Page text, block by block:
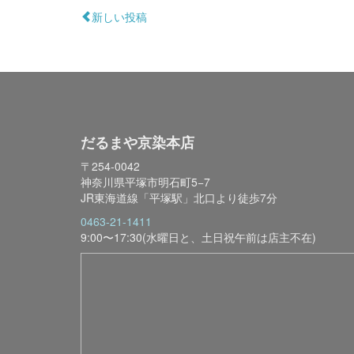
新しい投稿
だるまや京染本店
〒254-0042
神奈川県平塚市明石町5−7
JR東海道線「平塚駅」北口より徒歩7分
0463-21-1411
9:00〜17:30(水曜日と、土日祝午前は店主不在)